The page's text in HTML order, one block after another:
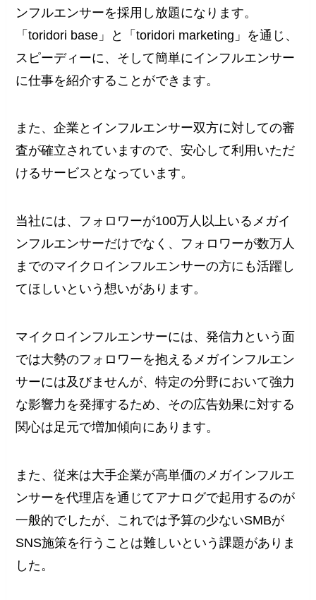
ンフルエンサーを採用し放題になります。
「toridori base」と「toridori marketing」を通じ、
スピーディーに、そして簡単にインフルエンサー
に仕事を紹介することができます。
また、企業とインフルエンサー双方に対しての審
査が確立されていますので、安心して利用いただ
けるサービスとなっています。
当社には、フォロワーが100万人以上いるメガイ
ンフルエンサーだけでなく、フォロワーが数万人
までのマイクロインフルエンサーの方にも活躍し
てほしいという想いがあります。
マイクロインフルエンサーには、発信力という面
では大勢のフォロワーを抱えるメガインフルエン
サーには及びませんが、特定の分野において強力
な影響力を発揮するため、その広告効果に対する
関心は足元で増加傾向にあります。
また、従来は大手企業が高単価のメガインフルエ
ンサーを代理店を通じてアナログで起用するのが
一般的でしたが、これでは予算の少ないSMBが
SNS施策を行うことは難しいという課題がありま
した。